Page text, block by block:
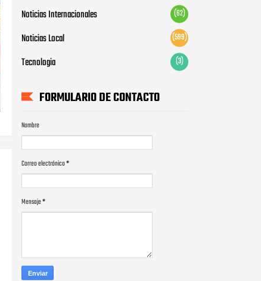
Noticias Internacionales (62)
Noticias Local (599)
Tecnologia (3)
FORMULARIO DE CONTACTO
Nombre
Correo electrónico*
Mensaje*